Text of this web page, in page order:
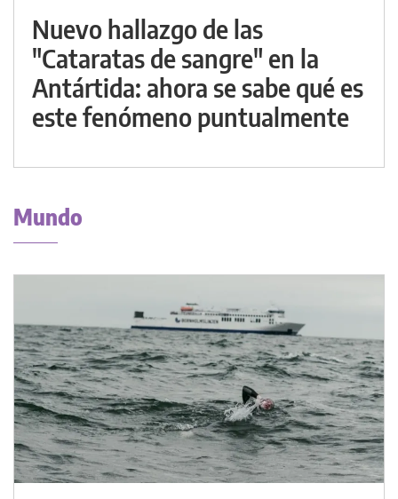
Nuevo hallazgo de las
"Cataratas de sangre" en la
Antártida: ahora se sabe qué es
este fenómeno puntualmente
Mundo